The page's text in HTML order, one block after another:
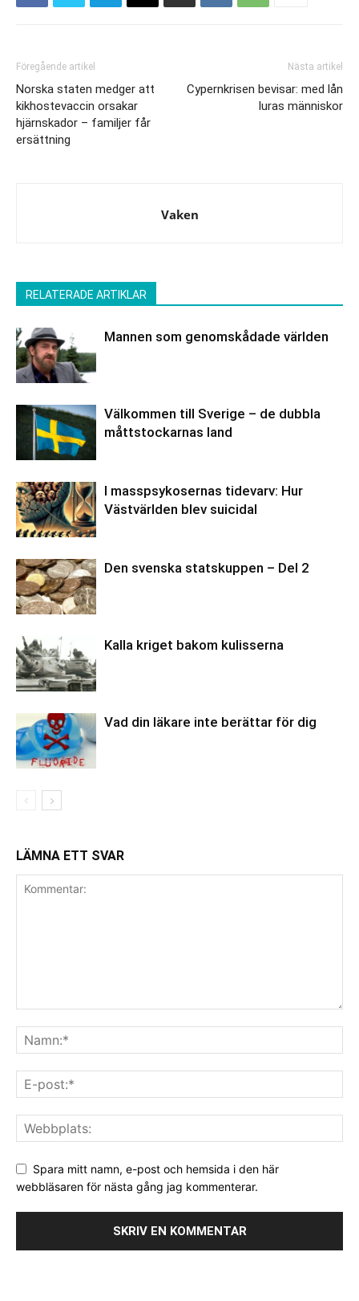
Föregående artikel
Norska staten medger att
kikhostevaccin orsakar
hjärnskador – familjer får
ersättning
Nästa artikel
Cypernkrisen bevisar: med lån
luras människor
Vaken
RELATERADE ARTIKLAR
Mannen som genomskådade världen
Välkommen till Sverige – de dubbla
måttstockarnas land
I masspsykosernas tidevarv: Hur
Västvärlden blev suicidal
Den svenska statskuppen – Del 2
Kalla kriget bakom kulisserna
Vad din läkare inte berättar för dig
LÄMNA ETT SVAR
Spara mitt namn, e-post och hemsida i den här
webbläsaren för nästa gång jag kommenterar.